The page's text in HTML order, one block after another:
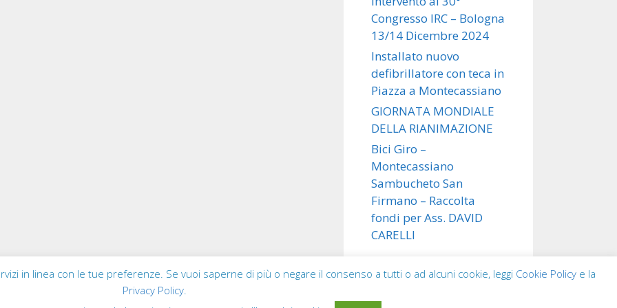
Congresso IRC – Bologna
13/14 Dicembre 2024
Installato nuovo
defibrillatore con teca in
Piazza a Montecassiano
GIORNATA MONDIALE
DELLA RIANIMAZIONE
Bici Giro –
Montecassiano
Sambucheto San
Firmano – Raccolta
fondi per Ass. DAVID
CARELLI
in linea con le tue preferenze. Se vuoi saperne di più o negare il consenso a tutti o ad alcuni cookie, leggi Cookie Policy e la
Privacy Policy.